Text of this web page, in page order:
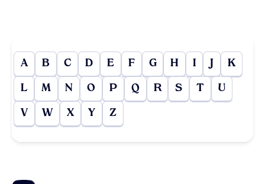
A B C D E F G H I J K
L M N O P Q R S T U
V W X Y Z